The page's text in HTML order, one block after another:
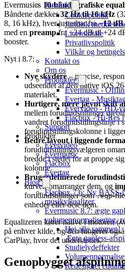
Juridisk
Cookiepolitik
Juridisk
Licensaftale
Privatlivspolitik
Vilkår og
Kontakt os
Om os
Produkter
Evermusic -
Evertag -
Evervideo - HD-
Flacbox - Hi-Res
Support
Produkter
Evervideo
Evermusic
Flacbox
Evertag
Blog
Flacbox 7.6: Ny BASS-
musikvisualizer
Evermusic 8.7: ægte
volumennormalisering,
Hej alle sammen!
Ægte gapless-
Studielydeffekter
Redesignet
Evermusics 10-bånds grafiske
Båndene dækker32 Hz til 16 kHz
8, 16 kHz), hver justerbar fra−12
med en preampfra −24 dB til +24
booster.
Nyt i 8.7:
Nye skydere– præcise,
udseendet af den native iOS
materialet.
Hurtigere, mere jævnt skift
mellem forudindstillinger
vandret forudindstillingslinje i
forudindstillingskolonne i
Bedre layout i liggende
forudindstillingsvælgeren
bredde i stedet for at proppe
kolonne.
Brugerdefinerede
kurver, omarranger dem, og
forudindstillinger som.eqp-
enheder eller dele dem.
Equalizeren kører native i motoren (
på enhver kilde, og den fungerer
CarPlay, hvor det understøttes.
Genopbygget